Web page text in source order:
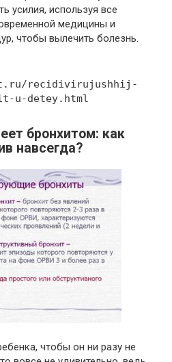
усилия, используя все
медицины и
чтобы вылечить болезнь.
recidivirujushhij-
u-detey.html
бронхитом: как
навсегда?
чтобы он ни разу не